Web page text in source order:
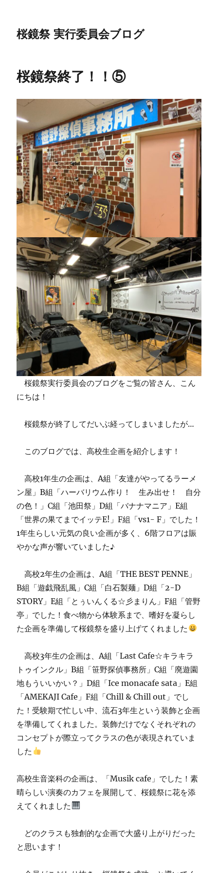
桜鏡祭 実行委員会ブログ
桜鏡祭終了！！⑤
桜鏡祭実行委員会のブログをご覧の皆さん、こん
にちは！
桜鏡祭が終了してだいぶ経ってしまいましたが…
このブログでは、高校生企画を紹介します！
高校1年生の企画は、A組「友達がやってるラーメ
ン屋」B組「ハーバリウム作り！ 生み出せ！ 自分
の色！」C組「池田祭」D組「バナナマニア」E組
「世界の果てまでイッテE!」F組「vs1- F」でした！
1年生らしい元気の良い企画が多く、6階フロアは賑
やかな声が響いていました♪
高校2年生の企画は、A組「THE BEST PENNE」
B組「遊戯飛乱風」C組「白石製麺」D組「2-D
STORY」E組「とぅいんくる☆彡まりん」F組「管野
亭」でした！食べ物から体験系まで、嗜好を凝らし
た企画を準備して桜鏡祭を盛り上げてくれました
高校3年生の企画は、A組「Last Cafe☆キラキラ
トゥインクル」B組「笹野探偵事務所」C組「廃遊園
地もういいかい？」D組「Ice monacafe sata」E組
「AMEKAJI Cafe」F組「Chill & Chill out」でし
た！受験期で忙しい中、流石3年生という装飾と企画
を準備してくれました。装飾だけでなくそれぞれの
コンセプトが際立ってクラスの色が表現されていま
した
高校生音楽科の企画は、「Musik cafe」でした！素
晴らしい演奏のカフェを展開して、桜鏡祭に花を添
えてくれました
どのクラスも独創的な企画で大盛り上がりだった
と思います！